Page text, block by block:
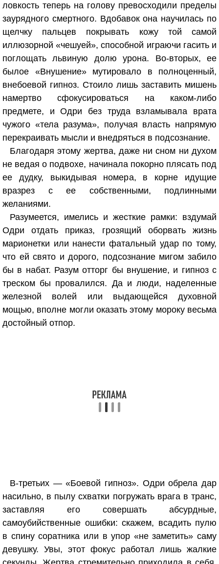
ловкость теперь на голову превосходили пределы
заурядного смертного. Вдобавок она научилась по
щелчку пальцев покрывать кожу той самой
иллюзорной «чешуей», способной играючи гасить и
поглощать львиную долю урона. Во-вторых, ее
былое «Внушение» мутировало в полноценный,
внебоевой гипноз. Стоило лишь заставить мишень
намертво сфокусироваться на каком-либо
предмете, и Одри без труда взламывала врата
чужого «тела разума», получая власть напрямую
перекраивать мысли и внедряться в подсознание.
Благодаря этому жертва, даже ни сном ни духом
не ведая о подвохе, начинала покорно плясать под
ее дудку, выкидывая номера, в корне идущие
вразрез с ее собственными, подлинными
желаниями.
Разумеется, имелись и жесткие рамки: вздумай
Одри отдать приказ, грозящий оборвать жизнь
марионетки или нанести фатальный удар по тому,
что ей свято и дорого, подсознание мигом забило
бы в набат. Разум отторг бы внушение, и гипноз с
треском бы провалился. Да и люди, наделенные
железной волей или выдающейся духовной
мощью, вполне могли оказать этому мороку весьма
достойный отпор.
В-третьих — «Боевой гипноз». Одри обрела дар
насильно, в пылу схватки погружать врага в транс,
заставляя его совершать абсурдные,
самоубийственные ошибки: скажем, всадить пулю
в спину соратника или в упор «не заметить» саму
девушку. Увы, этот фокус работал лишь жалкие